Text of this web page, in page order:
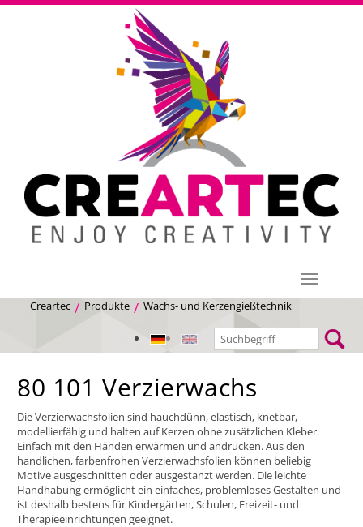
Menü
Creartec Produkte Wachs- und Kerzengießtechnik
80 101 Verzierwachs
Die Verzierwachsfolien sind hauchdünn, elastisch, knetbar,
modellierfähig und halten auf Kerzen ohne zusätzlichen Kleber.
Einfach mit den Händen erwärmen und andrücken. Aus den
handlichen, farbenfrohen Verzierwachsfolien können beliebig
Motive ausgeschnitten oder ausgestanzt werden. Die leichte
Handhabung ermöglicht ein einfaches, problemloses Gestalten und
ist deshalb bestens für Kindergärten, Schulen, Freizeit- und
Therapieeinrichtungen geeignet.